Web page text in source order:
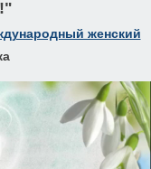
женский